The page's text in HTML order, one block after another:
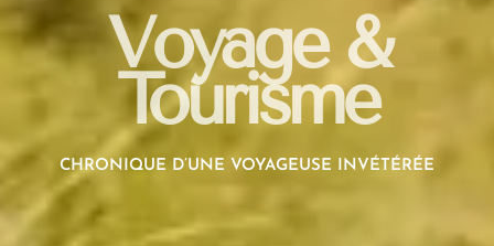
Voyage &
Tourisme​
CHRONIQUE D’UNE VOYAGEUSE INVÉTÉRÉE